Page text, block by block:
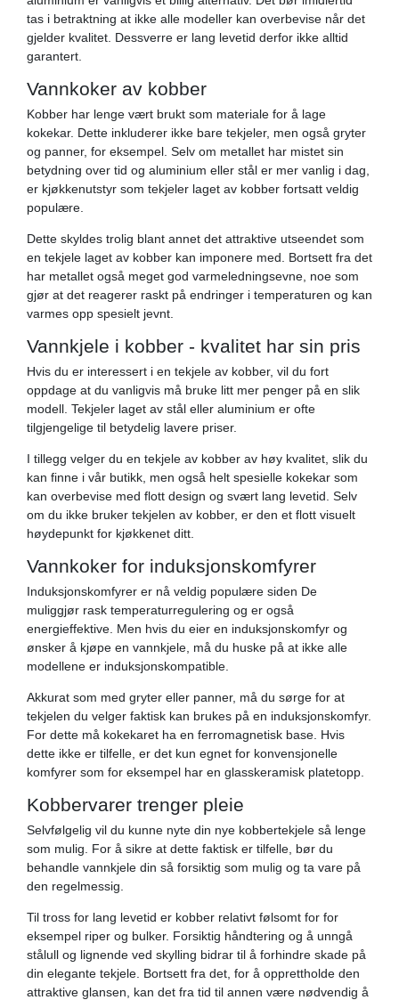
tas i betraktning at ikke alle modeller kan overbevise når det
gjelder kvalitet. Dessverre er lang levetid derfor ikke alltid
garantert.
Vannkoker av kobber
Kobber har lenge vært brukt som materiale for å lage
kokekar. Dette inkluderer ikke bare tekjeler, men også gryter
og panner, for eksempel. Selv om metallet har mistet sin
betydning over tid og aluminium eller stål er mer vanlig i dag,
er kjøkkenutstyr som tekjeler laget av kobber fortsatt veldig
populære.
Dette skyldes trolig blant annet det attraktive utseendet som
en tekjele laget av kobber kan imponere med. Bortsett fra det
har metallet også meget god varmeledningsevne, noe som
gjør at det reagerer raskt på endringer i temperaturen og kan
varmes opp spesielt jevnt.
Vannkjele i kobber - kvalitet har sin pris
Hvis du er interessert i en tekjele av kobber, vil du fort
oppdage at du vanligvis må bruke litt mer penger på en slik
modell. Tekjeler laget av stål eller aluminium er ofte
tilgjengelige til betydelig lavere priser.
I tillegg velger du en tekjele av kobber av høy kvalitet, slik du
kan finne i vår butikk, men også helt spesielle kokekar som
kan overbevise med flott design og svært lang levetid. Selv
om du ikke bruker tekjelen av kobber, er den et flott visuelt
høydepunkt for kjøkkenet ditt.
Vannkoker for induksjonskomfyrer
Induksjonskomfyrer er nå veldig populære siden De
muliggjør rask temperaturregulering og er også
energieffektive. Men hvis du eier en induksjonskomfyr og
ønsker å kjøpe en vannkjele, må du huske på at ikke alle
modellene er induksjonskompatible.
Akkurat som med gryter eller panner, må du sørge for at
tekjelen du velger faktisk kan brukes på en induksjonskomfyr.
For dette må kokekaret ha en ferromagnetisk base. Hvis
dette ikke er tilfelle, er det kun egnet for konvensjonelle
komfyrer som for eksempel har en glasskeramisk platetopp.
Kobbervarer trenger pleie
Selvfølgelig vil du kunne nyte din nye kobbertekjele så lenge
som mulig. For å sikre at dette faktisk er tilfelle, bør du
behandle vannkjele din så forsiktig som mulig og ta vare på
den regelmessig.
Til tross for lang levetid er kobber relativt følsomt for for
eksempel riper og bulker. Forsiktig håndtering og å unngå
stålull og lignende ved skylling bidrar til å forhindre skade på
din elegante tekjele. Bortsett fra det, for å opprettholde den
attraktive glansen, kan det fra tid til annen være nødvendig å